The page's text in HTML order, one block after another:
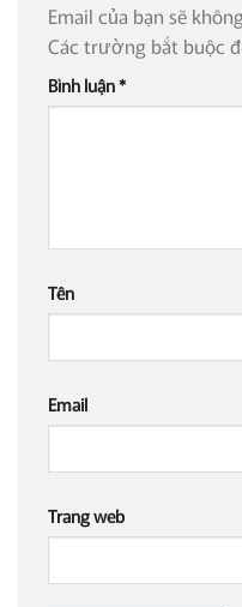
Email của bạn sẽ
Các trường bắt buộc
Bình luận*
Tên
Email
Trang web